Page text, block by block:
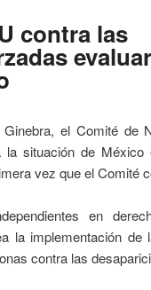
contra las
el Comité de
la situación de
vez que el Comité
en
la implementación de
contra las